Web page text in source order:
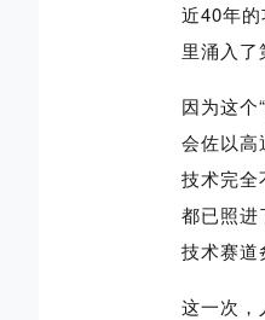
近40年
里涌入了
因为这
会佐以高
技术完全
都已照进
技术赛道
这一次，